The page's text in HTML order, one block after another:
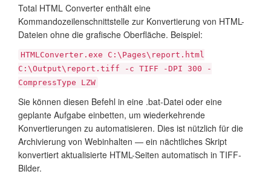
Total HTML Converter enthält eine
Kommandozeilenschnittstelle zur Konvertierung von HTML-
Dateien ohne die grafische Oberfläche. Beispiel:
HTMLConverter.exe C:\Pages\report.html
C:\Output\report.tiff -c TIFF -DPI 300 -
CompressType LZW
Sie können diesen Befehl in eine .bat-Datei oder eine
geplante Aufgabe einbetten, um wiederkehrende
Konvertierungen zu automatisieren. Dies ist nützlich für die
Archivierung von Webinhalten — ein nächtliches Skript
konvertiert aktualisierte HTML-Seiten automatisch in TIFF-
Bilder.